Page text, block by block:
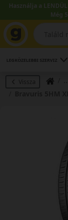
Használja a
Még
LEGKÖZELEBBI SZERVIZ
Vissza